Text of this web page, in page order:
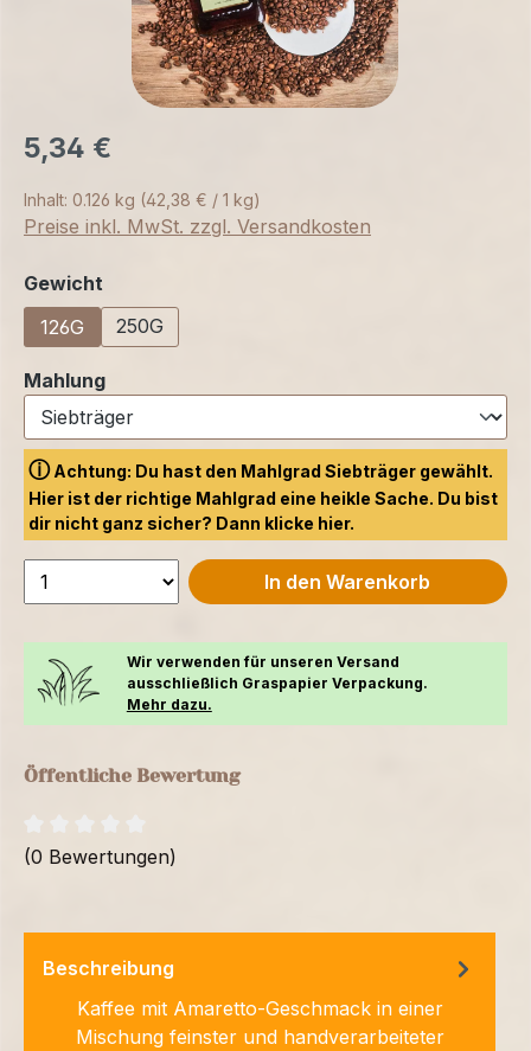
5,34 €
Inhalt: 0.126 kg (42,38 € / 1 kg)
Preise inkl. MwSt. zzgl. Versandkosten
Gewicht
126G
250G
Mahlungauswählen
ⓘAchtung: Du hast den Mahlgrad Siebträger gewählt.
Hier ist der richtige Mahlgrad eine heikle Sache. Du bist
dir nicht ganz sicher? Dann klicke hier.
In den Warenkorb
Wir verwenden für unseren Versand
ausschließlich Graspapier Verpackung.
Mehr dazu.
Öffentliche Bewertung
(0 Bewertungen)
Beschreibung
Kaffee mit Amaretto-Geschmack in einer
Mischung feinster und handverarbeiteter